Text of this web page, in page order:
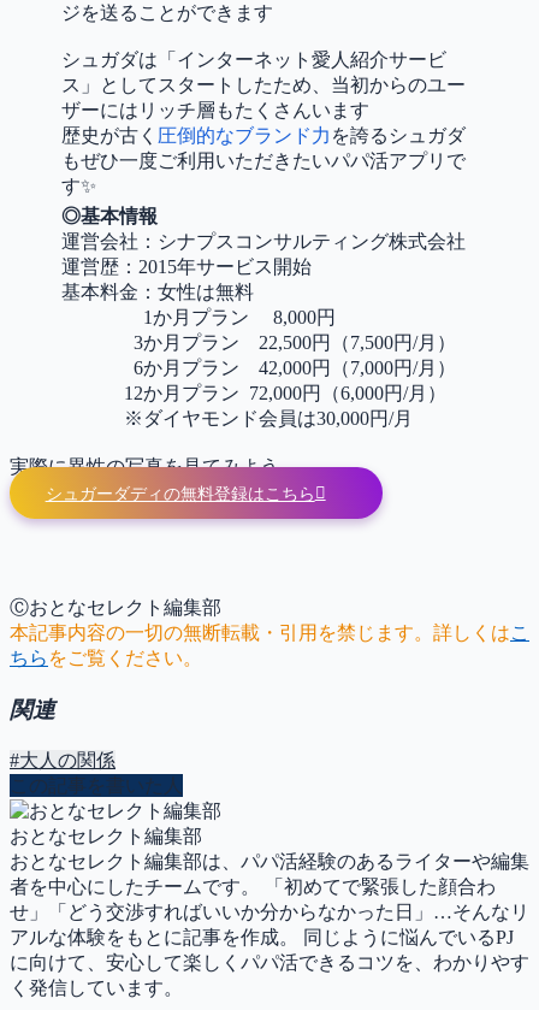
ジを送ることができます
シュガダは「インターネット愛人紹介サービ
ス」としてスタートしたため、当初からのユー
ザーにはリッチ層もたくさんいます
歴史が古く 圧倒的なブランド力 を誇るシュガダ
もぜひ一度ご利用いただきたいパパ活アプリで
す✨
◎基本情報
運営会社：シナプスコンサルティング株式会社
運営歴：2015年サービス開始
基本料金：女性は無料
1か月プラン 8,000円
3か月プラン 22,500円（7,500円/月）
6か月プラン 42,000円（7,000円/月）
12か月プラン 72,000円（6,000円/月）
※ダイヤモンド会員は30,000円/月
実際に異性の写真を見てみよう
シュガーダディの無料登録はこちら
Ⓒおとなセレクト編集部
本記事内容の一切の無断転載・引用を禁じます。詳しくはこ
ちら をご覧ください。
関連
#大人の関係
この記事を書いた人
おとなセレクト編集部
おとなセレクト編集部は、パパ活経験のあるライターや編集
者を中心にしたチームです。 「初めてで緊張した顔合わ
せ」「どう交渉すればいいか分からなかった日」…そんなリ
アルな体験をもとに記事を作成。 同じように悩んでいるPJ
に向けて、安心して楽しくパパ活できるコツを、わかりやす
く発信しています。